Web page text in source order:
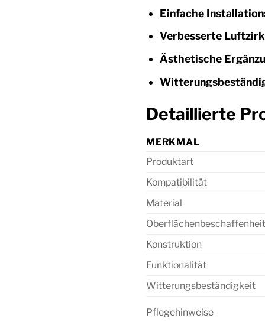
Einfache
Verbesserte
Ästhetische
Detaillierte
MERKMAL
Produktart
Kompatibilität
Material
Oberflächenbeschaffenheit
Konstruktion
Funktionalität
Witterungsbeständigkeit
Pflegehinweise